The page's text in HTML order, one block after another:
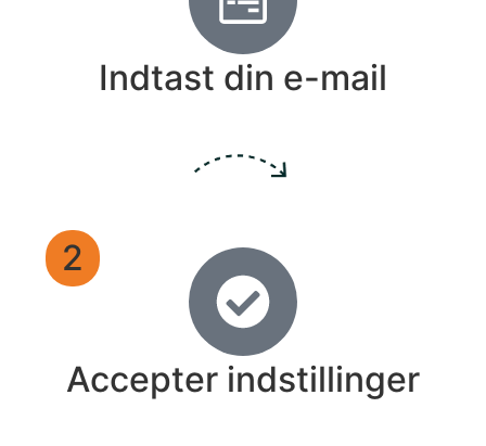
Indtast din e-mail
2
Accepter indstillinger